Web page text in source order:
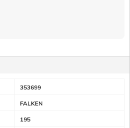
353699
FALKEN
195